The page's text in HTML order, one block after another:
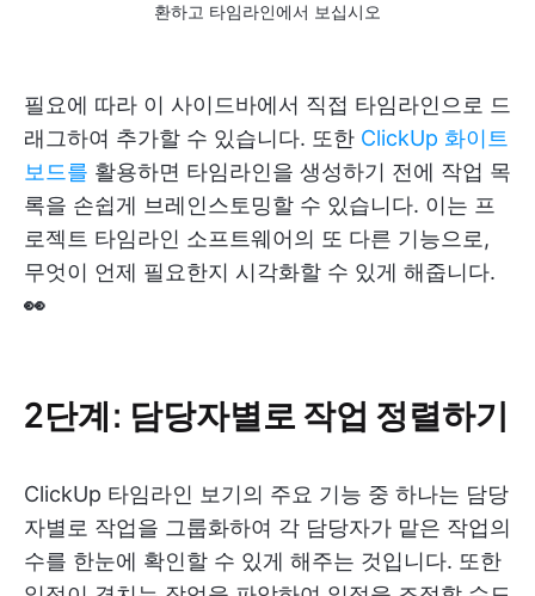
환하고 타임라인에서 보십시오
필요에 따라 이 사이드바에서 직접 타임라인으로 드
래그하여 추가할 수 있습니다. 또한 ClickUp 화이트
보드를 활용하면 타임라인을 생성하기 전에 작업 목
록을 손쉽게 브레인스토밍할 수 있습니다. 이는 프
로젝트 타임라인 소프트웨어의 또 다른 기능으로,
무엇이 언제 필요한지 시각화할 수 있게 해줍니다.
👀
2단계: 담당자별로 작업 정렬하기
ClickUp 타임라인 보기의 주요 기능 중 하나는 담당
자별로 작업을 그룹화하여 각 담당자가 맡은 작업의
수를 한눈에 확인할 수 있게 해주는 것입니다. 또한